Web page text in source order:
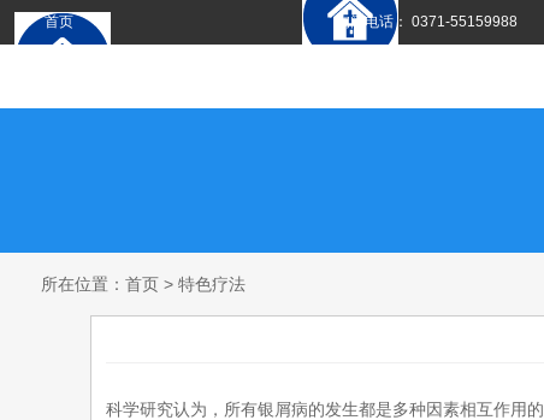
首页 询问电话： 0371-55159988
所在位置： 首页> 特色疗法
科学研究认为，所有银屑病的发生都是多种因素相互作用